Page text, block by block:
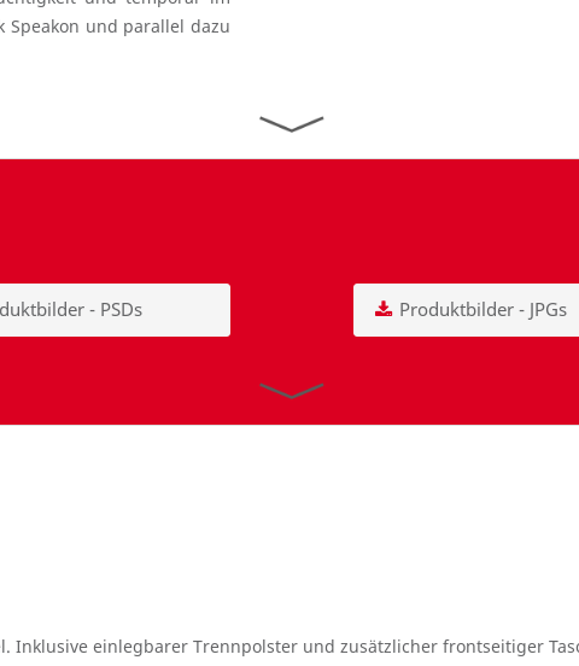
Speakon und parallel dazu
- PSDs Produktbilder - JPGs
Inklusive einlegbarer Trennpolster und zusätzlicher frontseitiger